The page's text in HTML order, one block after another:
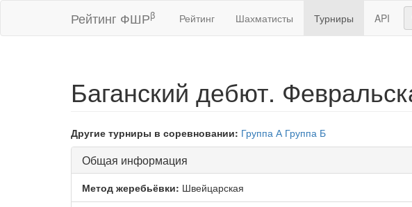
Рейтинг ФШРβ Рейтинг Шахматисты Турниры API
Баганский дебют.
Другие турниры в соревновании: Группа А Группа Б
Общая информация
Метод жеребьёвки: Швейцарская